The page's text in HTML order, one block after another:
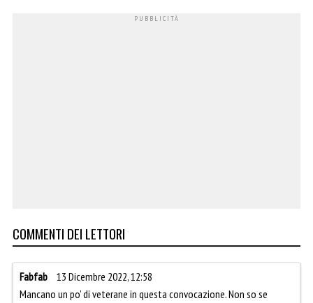
COMMENTI DEI LETTORI
Fabfab
13 Dicembre 2022, 12:58
Mancano un po’ di veterane in questa convocazione. Non so se